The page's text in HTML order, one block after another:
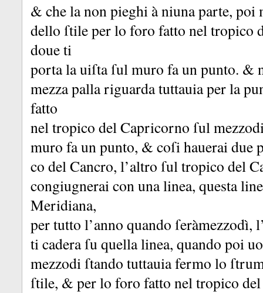
& che la non pieghi à niuna parte,
dello ſtile per lo foro fatto nel tropico
doue ti
porta la uiſta ſul muro fa un punto. &
mezza palla riguarda tuttauia per la
fatto
nel tropico del Capricorno ſul
muro fa un punto, & coſi hauerai
co del Cancro, l’altro ſul tropico del
congiugnerai con una linea, questa
Meridiana,
per tutto l’anno quando ſeràmezzodì,
ti cadera ſu quella linea, quando poi
mezzodi ſtando tuttauia fermo lo
ſtile, & per lo foro fatto nel tropico